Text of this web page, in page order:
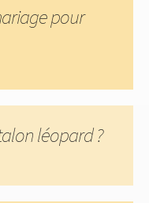
pour
léopard ?